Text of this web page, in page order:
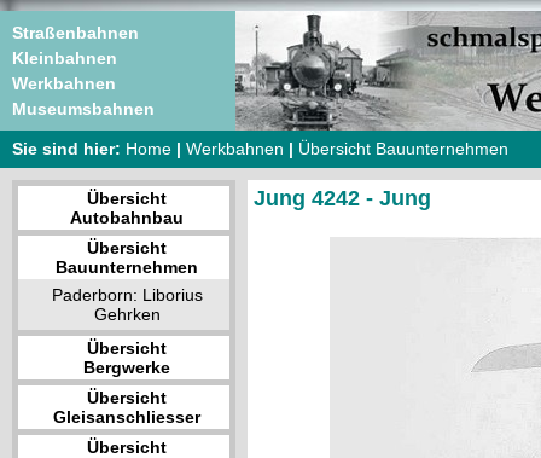
Straßenbahnen
Kleinbahnen
Werkbahnen
Museumsbahnen
Sie sind hier: Home | Werkbahnen | Übersicht Bauunternehmen
Übersicht
Autobahnbau
Übersicht
Bauunternehmen
Paderborn: Liborius
Gehrken
Übersicht
Bergwerke
Übersicht
Gleisanschliesser
Übersicht
Jung 4242 - Jung